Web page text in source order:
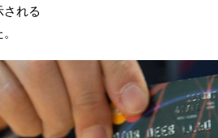
れる